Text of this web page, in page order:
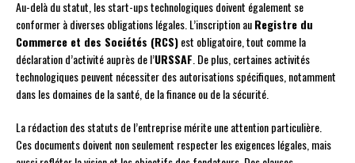
Au-delà du statut, les start-ups technologiques doivent également se
conformer à diverses obligations légales. L’inscription auRegistre du
Commerce et des Sociétés (RCS)est obligatoire, tout comme la
déclaration d’activité auprès de l’URSSAF. De plus, certaines activités
technologiques peuvent nécessiter des autorisations spécifiques, notamment
dans les domaines de la santé, de la finance ou de la sécurité.
La rédaction des statuts de l’entreprise mérite une attention particulière.
Ces documents doivent non seulement respecter les exigences légales, mais